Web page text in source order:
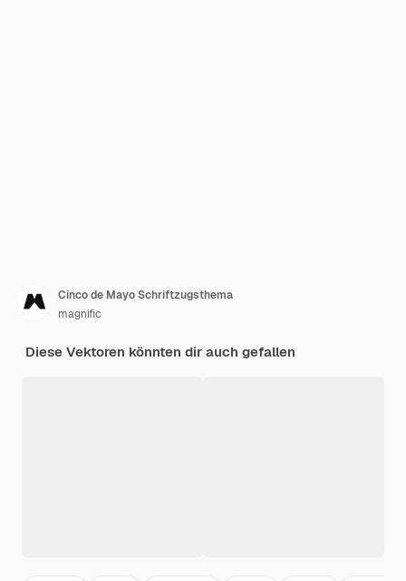
Cinco de Mayo Schriftzugsthema
magnific
Diese Vektoren könnten dir auch gefallen